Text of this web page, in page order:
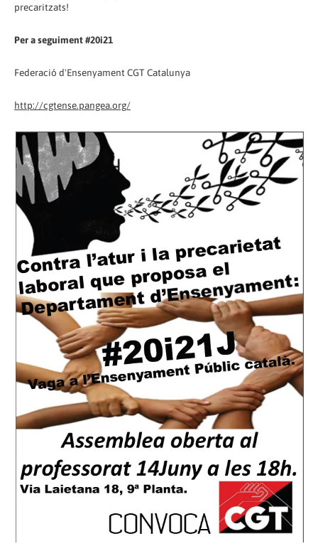
precaritzats!
Per a seguiment #20i21
Federació d'Ensenyament CGT Catalunya
http://cgtense.pangea.org/